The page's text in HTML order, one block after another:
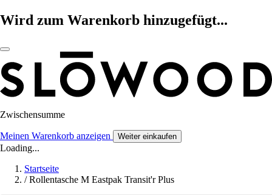
Wird zum Warenkorb hinzugefügt...
Zwischensumme
Meinen Warenkorb anzeigen Weiter einkaufen
Loading...
Startseite
/ Rollentasche M Eastpak Transit'r Plus